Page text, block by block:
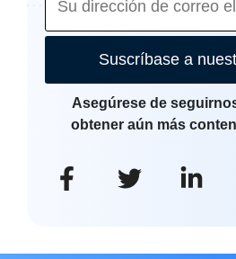
Suscríbase a
Asegúrese de
obtener aún más